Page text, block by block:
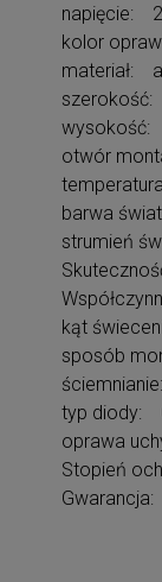
napięcie:
kolor
materiał:
otwór
barwa
strumień
kąt
sposób
typ diody:
oprawa
Stopień